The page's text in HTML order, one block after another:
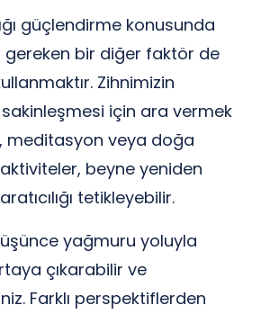
güçlendirme konusunda
gereken bir diğer faktör de
Zihnimizin
için ara vermek
meditasyon veya doğa
beyne yeniden
tetikleyebilir.
yağmuru yoluyla
çıkarabilir ve
Farklı perspektiflerden